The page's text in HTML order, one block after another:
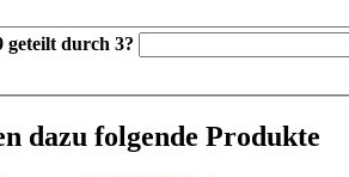
geteilt durch 3?
dazu folgende Produkte